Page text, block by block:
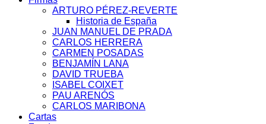
ARTURO PÉREZ-REVERTE
Historia de España
JUAN MANUEL DE PRADA
CARLOS HERRERA
CARMEN POSADAS
BENJAMÍN LANA
DAVID TRUEBA
ISABEL COIXET
PAU ARENÓS
CARLOS MARIBONA
Cartas